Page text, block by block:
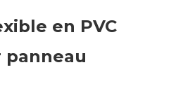
en PVC